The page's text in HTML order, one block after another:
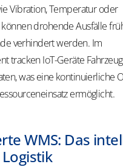
Vibration, Temperatur oder
drohende Ausfälle
verhindert werden. Im
tracken IoT-Geräte
was eine kontinuierliche
ermöglicht.
WMS: Das